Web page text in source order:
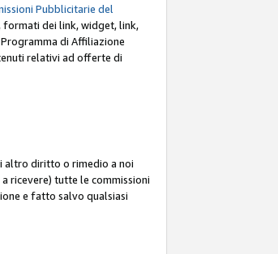
Pubblicitarie del
formati dei link, widget, link,
di Affiliazione
relativi ad offerte di
altro diritto o rimedio a noi
ricevere) tutte le commissioni
e fatto salvo qualsiasi